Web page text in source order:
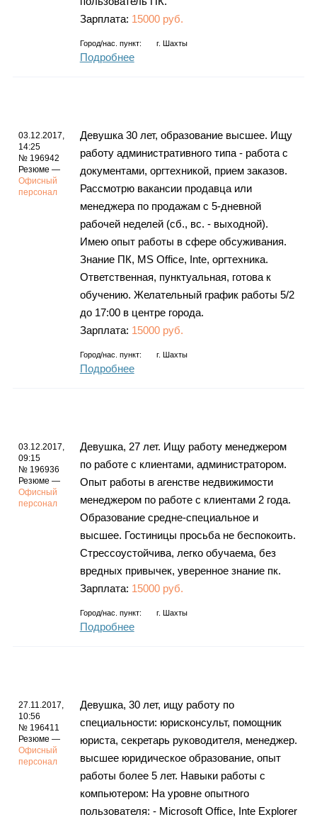
Зарплата: 15000 руб.
Город/нас. пункт: г. Шахты
Подробнее
03.12.2017,
14:25
№ 196942
Резюме —
Офисный
персонал
Девушка 30 лет, образование высшее. Ищу
работу административного типа - работа с
документами, оргтехникой, прием заказов.
Рассмотрю вакансии продавца или
менеджера по продажам с 5-дневной
рабочей неделей (сб., вс. - выходной).
Имею опыт работы в сфере обсуживания.
Знание ПК, MS Office, Inte, оргтехника.
Ответственная, пунктуальная, готова к
обучению. Желательный график работы 5/2
до 17:00 в центре города.
Зарплата: 15000 руб.
Город/нас. пункт: г. Шахты
Подробнее
03.12.2017,
09:15
№ 196936
Резюме —
Офисный
персонал
Девушка, 27 лет. Ищу работу менеджером
по работе с клиентами, администратором.
Опыт работы в агенстве недвижимости
менеджером по работе с клиентами 2 года.
Образование средне-специальное и
высшее. Гостиницы просьба не беспокоить.
Стрессоустойчива, легко обучаема, без
вредных привычек, уверенное знание пк.
Зарплата: 15000 руб.
Город/нас. пункт: г. Шахты
Подробнее
27.11.2017,
10:56
№ 196411
Резюме —
Офисный
персонал
Девушка, 30 лет, ищу работу по
специальности: юрисконсульт, помощник
юриста, секретарь руководителя, менеджер.
высшее юридическое образование, опыт
работы более 5 лет. Навыки работы с
компьютером: На уровне опытного
пользователя: - Microsoft Office, Inte Explorer